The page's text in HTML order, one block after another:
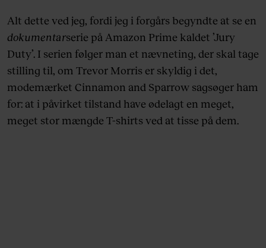
Alt dette ved jeg, fordi jeg i forgårs begyndte at se en
dokumentarserie på Amazon Prime kaldet ’Jury
Duty’. I serien følger man et nævneting, der skal tage
stilling til, om Trevor Morris er skyldig i det,
modemærket Cinnamon and Sparrow sagsøger ham
for: at i påvirket tilstand have ødelagt en meget,
meget stor mængde T-shirts ved at tisse på dem.